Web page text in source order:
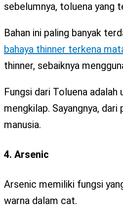
sebelumnya, toluena yang
Bahan ini paling banyak
bahaya thinner terkena
thinner, sebaiknya
Fungsi dari Toluena
mengkilap. Sayangnya,
manusia.
4. Arsenic
Arsenic memiliki fungsi
warna dalam cat.